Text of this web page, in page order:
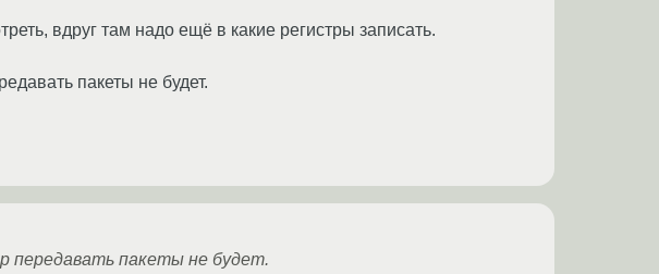
вдруг там надо ещё в какие регистры записать.
пакеты не будет.
передавать пакеты не будет.